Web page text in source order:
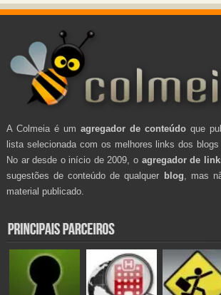
A Colmeia é um agregador de conteúdo que
lista selecionada com os melhores links dos blogs
No ar desde o início de 2009, o agregador de
sugestões de conteúdo de qualquer blog , mas
material publicado.